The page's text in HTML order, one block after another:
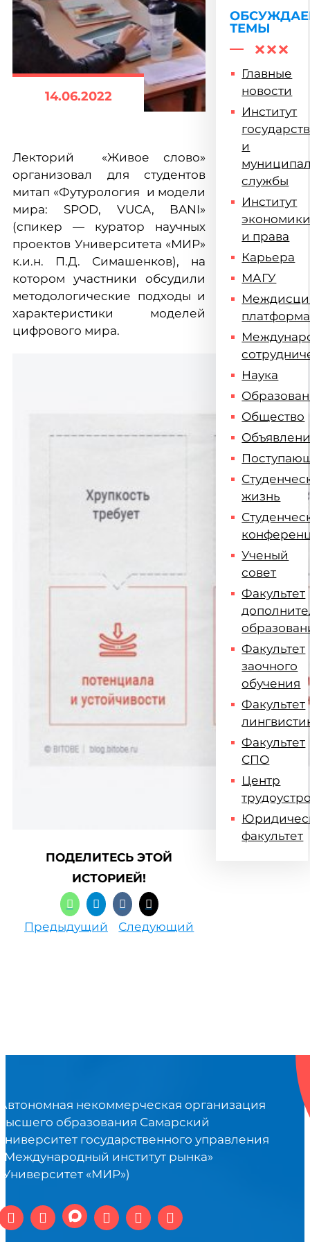
14.06.2022
Лекторий «Живое слово»
организовал для студентов
митап «Футурология и модели
мира: SPOD, VUCA, BANI»
(спикер — куратор научных
проектов Университета «МИР»
к.и.н. П.Д. Симашенков), на
котором участники обсудили
методологические подходы и
характеристики моделей
цифрового мира.
ПОДЕЛИТЕСЬ ЭТОЙ
ИСТОРИЕЙ!
Предыдущий Следующий
ТЕМЫ
Главные
новости
Институт
и
службы
Институт
и права
Карьера
МАГУ
платформа
Наука
Общество
жизнь
Ученый
совет
Факультет
Факультет
заочного
обучения
Факультет
Факультет
СПО
Центр
факультет
некоммерческая организация
образования Самарский
государственного управления
институт рынка»
«МИР»)